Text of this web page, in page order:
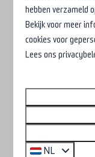
Het
hebben verzameld
Bekijk voor meer
cookies voor
Lees ons
NL